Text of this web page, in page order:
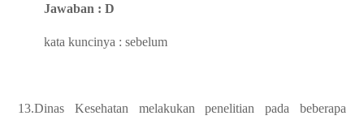
Jawaban : D
kata kuncinya : sebelum
13.Dinas Kesehatan melakukan penelitian pada beberapa